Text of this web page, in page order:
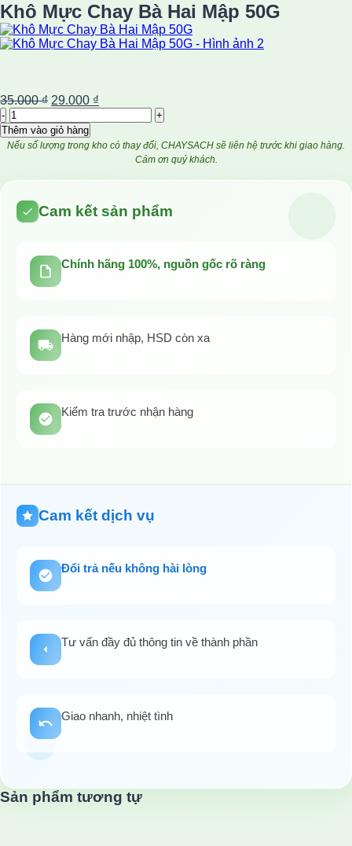
Khô Mực Chay Bà Hai Mập 50G
35.000₫ Giá
là:
35.000 ₫.
29.000 ₫
là:
29.000 ₫.
Khô
Mực
Chay
Mập
50G
lượng
Thêm vào giỏ hàng
Nếu số lượng trong kho có thay đổi, CHAYSACH sẽ liên hệ trước khi giao hàng.
Cám ơn quý khách.
Cam kết sản phẩm
Chính hãng 100%, nguồn gốc rõ ràng
Hàng mới nhập, HSD còn xa
Kiểm tra trước nhận hàng
Cam kết dịch vụ
Đổi trả nếu không hài lòng
Tư vấn đầy đủ thông tin về thành phần
Giao nhanh, nhiệt tình
Sản phẩm tương tự